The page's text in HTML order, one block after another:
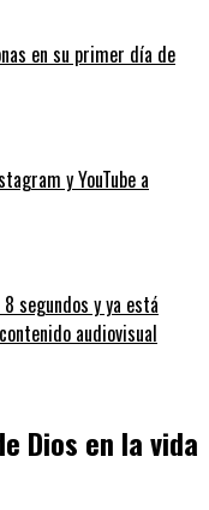
en su primer día de
y YouTube a
segundos y ya está
audiovisual
Dios en la vida